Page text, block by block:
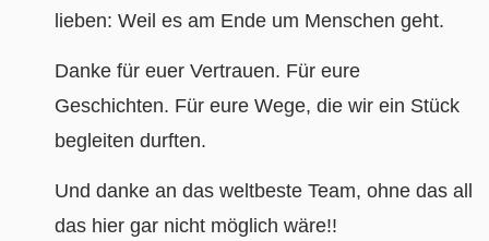
lieben: Weil es am Ende um Menschen geht.
Danke für euer Vertrauen. Für eure
Geschichten. Für eure Wege, die wir ein Stück
begleiten durften.
Und danke an das weltbeste Team, ohne das all
das hier gar nicht möglich wäre!!